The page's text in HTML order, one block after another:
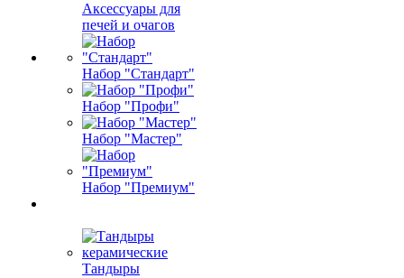
Аксессуары для
печей и очагов
Набор "Стандарт"
Набор "Профи"
Набор "Мастер"
Набор "Премиум"
Тандыры